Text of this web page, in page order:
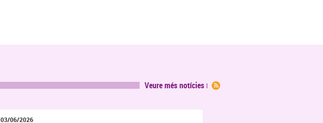
Veure més notícies
03/06/2026